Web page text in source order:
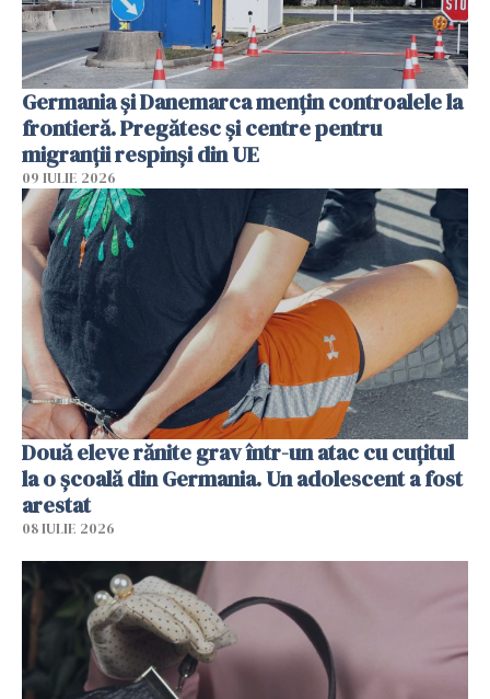
Germania și Danemarca mențin controalele la
frontieră. Pregătesc și centre pentru
migranții respinși din UE
09 IULIE 2026
Două eleve rănite grav într-un atac cu cuțitul
la o școală din Germania. Un adolescent a fost
arestat
08 IULIE 2026